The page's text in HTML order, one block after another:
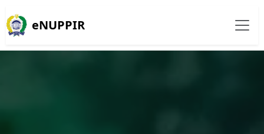
eNUPPIR